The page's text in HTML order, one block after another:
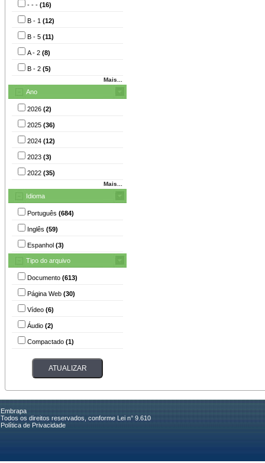
- - - (16)
B - 1 (12)
B - 5 (11)
A - 2 (8)
B - 2 (5)
Mais...
Ano
2026 (2)
2025 (36)
2024 (12)
2023 (3)
2022 (35)
Mais...
Idioma
Português (684)
Inglês (59)
Espanhol (3)
Tipo do arquivo
Documento (613)
Página Web (30)
Vídeo (6)
Áudio (2)
Compactado (1)
Embrapa
Todos os direitos reservados, conforme Lei n° 9.610
Política de Privacidade